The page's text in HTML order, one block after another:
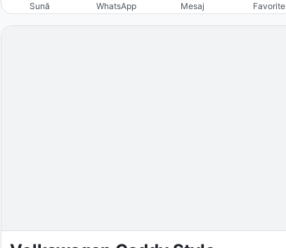
Sună WhatsApp Mesaj Favorite